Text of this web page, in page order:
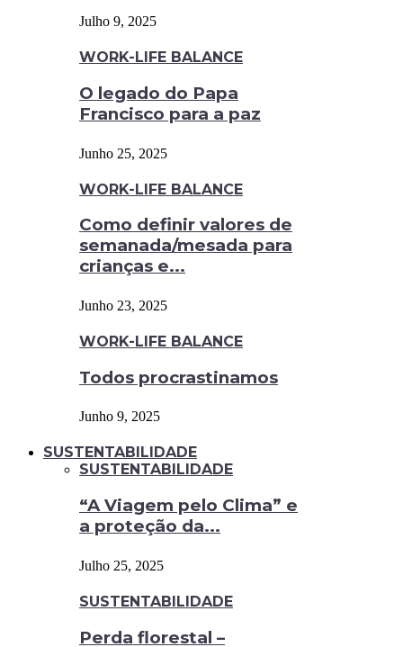
Julho 9, 2025
WORK-LIFE BALANCE
O legado do Papa
Francisco para a paz
Junho 25, 2025
WORK-LIFE BALANCE
Como definir valores de
semanada/mesada para
crianças e...
Junho 23, 2025
WORK-LIFE BALANCE
Todos procrastinamos
Junho 9, 2025
SUSTENTABILIDADE
SUSTENTABILIDADE
“A Viagem pelo Clima” e
a proteção da...
Julho 25, 2025
SUSTENTABILIDADE
Perda florestal –